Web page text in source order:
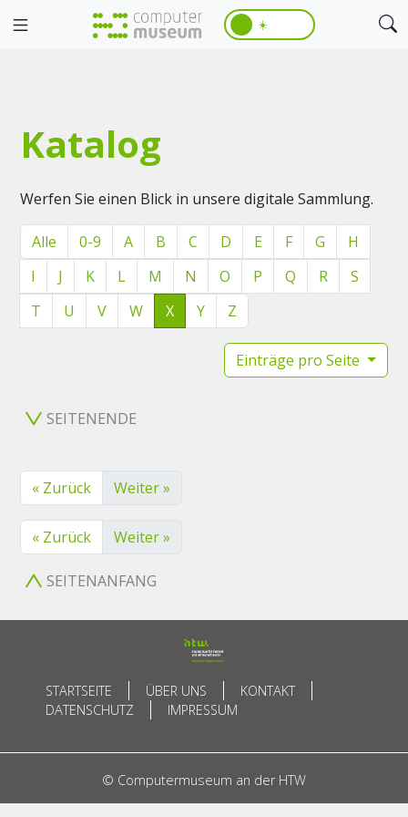
☀️
Katalog
Werfen Sie einen Blick in unsere digitale Sammlung.
Alle 0-9 A B C D E F G
H
I
J K L M N O P Q R
S
T
U V W X Y Z
Einträge pro Seite
SEITENENDE
« Zurück Weiter »
« Zurück Weiter »
SEITENANFANG
STARTSEITE ÜBER UNS
KONTAKT
DATENSCHUTZ
IMPRESSUM
© Computermuseum an der HTW